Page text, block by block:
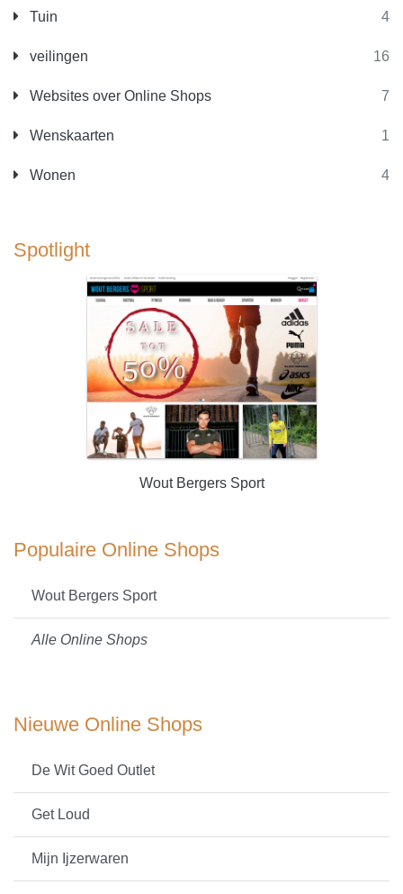
Tuin 4
veilingen 16
Websites over Online Shops 7
Wenskaarten 1
Wonen 4
Spotlight
Wout Bergers Sport
Populaire Online Shops
Wout Bergers Sport
Alle Online Shops
Nieuwe Online Shops
De Wit Goed Outlet
Get Loud
Mijn Ijzerwaren